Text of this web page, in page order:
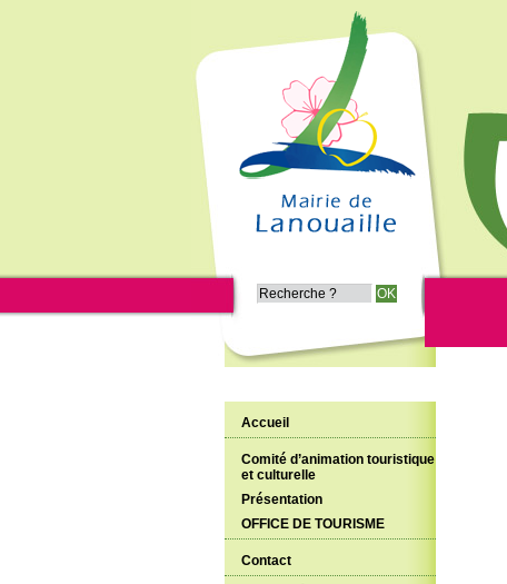
Accueil
Comité d’animation touristique
et culturelle
Présentation
OFFICE DE TOURISME
Contact